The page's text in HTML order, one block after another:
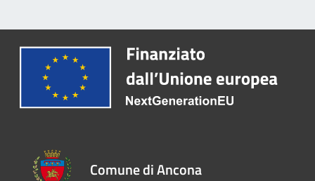
Comune di Ancona